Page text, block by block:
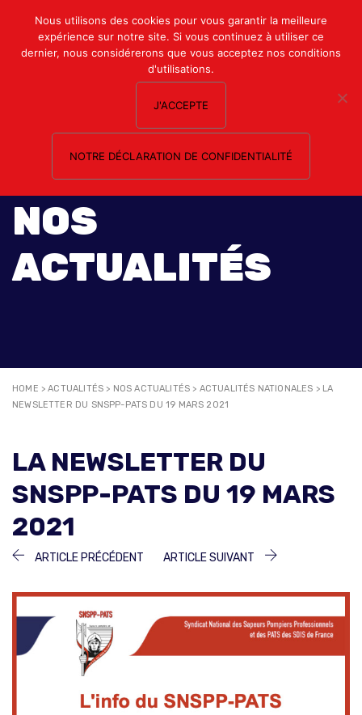
Mon compte
Nous contacter
NOS
ACTUALITÉS
HOME >ACTUALITÉS > NOS ACTUALITÉS > ACTUALITÉS NATIONALES > LA
NEWSLETTER DU SNSPP-PATS DU 19 MARS 2021
LA NEWSLETTER DU
SNSPP-PATS DU 19 MARS
2021
NAVIGATION
L’ARTICLE
ARTICLE PRÉCÉDENT ARTICLE
ARTICLE SUIVANT
ARTICLE
Nous utilisons des cookies pour vous garantir la meilleure
expérience sur notre site. Si vous continuez à utiliser ce
dernier, nous considérerons que vous acceptez nos conditions
d'utilisations.
J'ACCEPTE
NOTRE DÉCLARATION DE CONFIDENTIALITÉ